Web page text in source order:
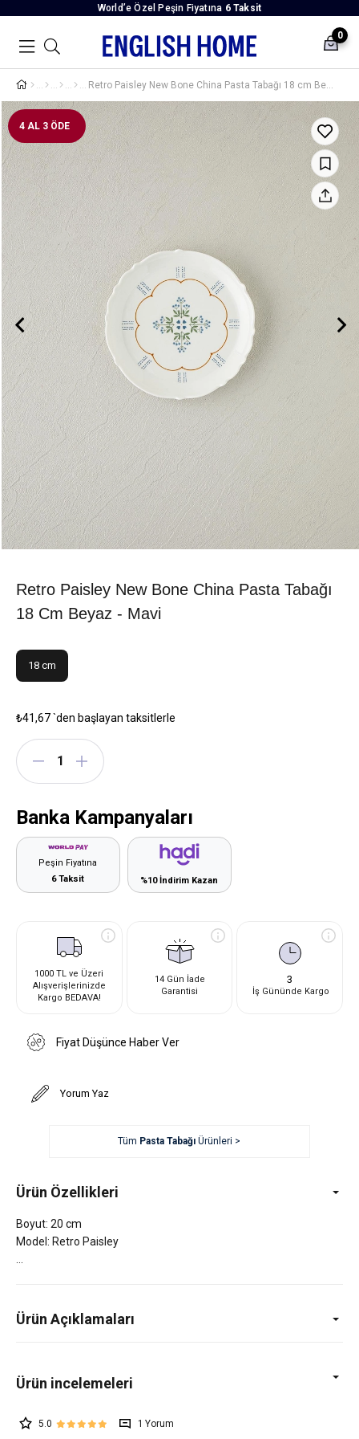
World’e Özel Peşin Fiyatına 6 Taksit
0
Retro Paisley New Bone China Pasta Tabağı 18 cm Beyaz - Mavi
4 AL 3 ÖDE
Retro Paisley New Bone China Pasta Tabağı
18 Cm Beyaz - Mavi
18 cm
₺41,67`den başlayan taksitlerle
Banka Kampanyaları
Peşin Fiyatına
6 Taksit
%10 İndirim Kazan
1000 TL ve Üzeri
Alışverişlerinizde
Kargo BEDAVA!
14 Gün İade
Garantisi
3
İş Gününde Kargo
Fiyat Düşünce Haber Ver
Yorum Yaz
Tüm Pasta Tabağı Ürünleri >
Ürün Özellikleri
Boyut: 20 cm
Model: Retro Paisley
Ürün Açıklamaları
5.0 1